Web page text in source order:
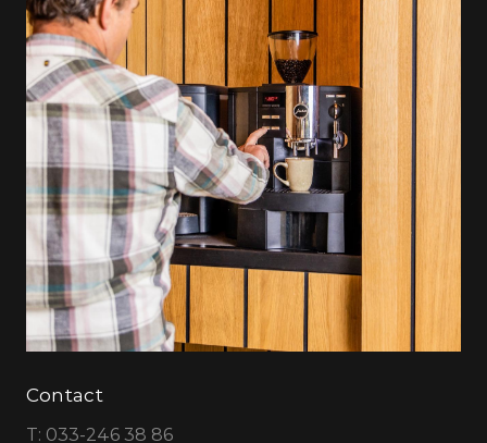
Contact
T: 033-246 38 86